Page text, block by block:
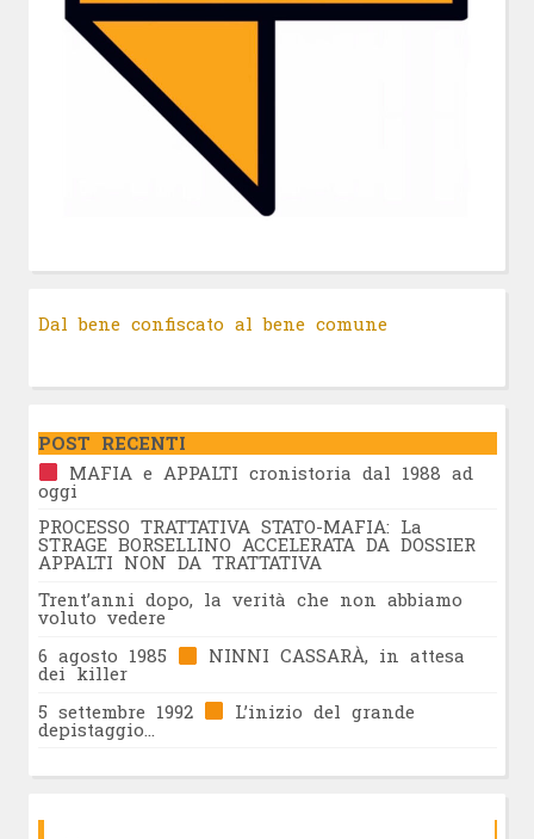
Dal bene confiscato al bene comune
POST RECENTI
MAFIA e APPALTI cronistoria dal 1988 ad
oggi
PROCESSO TRATTATIVA STATO-MAFIA: La
STRAGE BORSELLINO ACCELERATA DA DOSSIER
APPALTI NON DA TRATTATIVA
Trent’anni dopo, la verità che non abbiamo
voluto vedere
6 agosto 1985
NINNI CASSARÀ, in attesa
dei killer
5 settembre 1992
L’inizio del grande
depistaggio…